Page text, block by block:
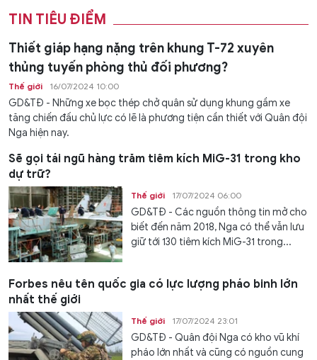
TIN TIÊU ĐIỂM
Thiết giáp hạng nặng trên khung T-72 xuyên
thủng tuyến phòng thủ đối phương?
Thế giới 16/07/2024 10:00
GD&TĐ - Những xe bọc thép chở quân sử dụng khung gầm xe
tăng chiến đấu chủ lực có lẽ là phương tiện cần thiết với Quân đội
Nga hiện nay.
Sẽ gọi tái ngũ hàng trăm tiêm kích MiG-31 trong kho
dự trữ?
Thế giới 17/07/2024 06:00
GD&TĐ - Các nguồn thông tin mở cho
biết đến năm 2018, Nga có thể vẫn lưu
giữ tới 130 tiêm kích MiG-31 trong...
Forbes nêu tên quốc gia có lực lượng pháo binh lớn
nhất thế giới
Thế giới 17/07/2024 23:01
GD&TĐ - Quân đội Nga có kho vũ khí
pháo lớn nhất và cũng có nguồn cung